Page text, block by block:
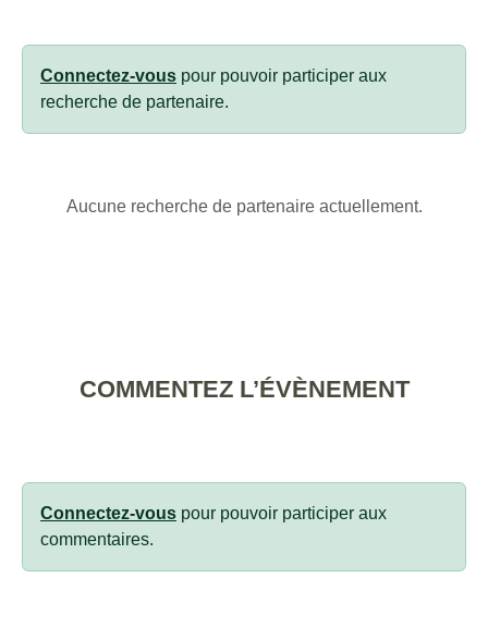
Connectez-vous pour pouvoir participer aux
recherche de partenaire.
Aucune recherche de partenaire actuellement.
COMMENTEZ L’ÉVÈNEMENT
Connectez-vous pour pouvoir participer aux
commentaires.